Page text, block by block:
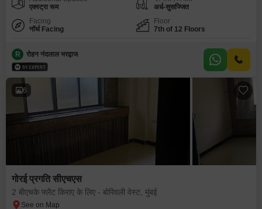
एक्स्ट्रा रूम
अर्ध-सुसज्जित
Facing
नॉर्थ Facing
Floor
7th of 12 Floors
R रोहन नंदलाल भरद्वाज
6
गोरई प्रगति सीएचएस
2 बीएचके फ्लैट किराए के लिए - बोरिवली वेस्ट, मुंबई